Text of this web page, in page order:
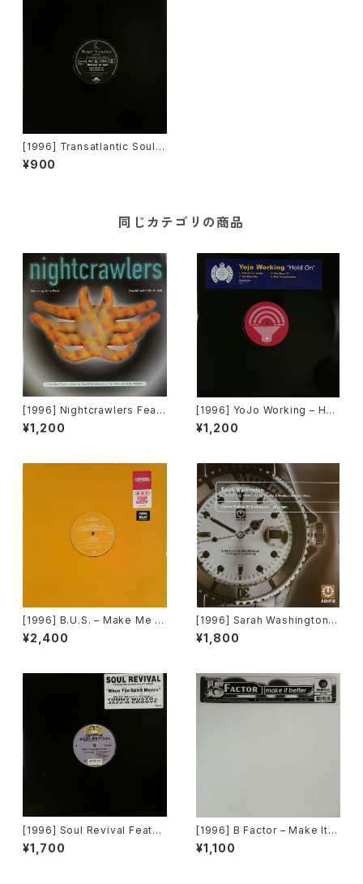
[1996] Transatlantic Soul –
Release Yo Self [Crossov
er Music]
¥900
同じカテゴリの商品
[1996] Nightcrawlers Featu
ring John Reid – Should I E
ver (Fall In Love) [1st Aven
¥1,200
[1996] YoJo Working – Hol
d On [Sound Of Ministry][2
枚組][PROMO]
¥1,200
[1996] B.U.S. – Make Me H
appy [Paratone][在庫B]
¥2,400
[1996] Sarah Washington –
Everything (Mood II Swing
/ Torrales & Mendoza (Me
¥1,800
[1996] Soul Revival Featuri
ng Capathia Jenkins – Whe
n The Spirit Moves [Sub-U
¥1,700
[1996] B Factor – Make It B
etter [Eightball Records]
¥1,100